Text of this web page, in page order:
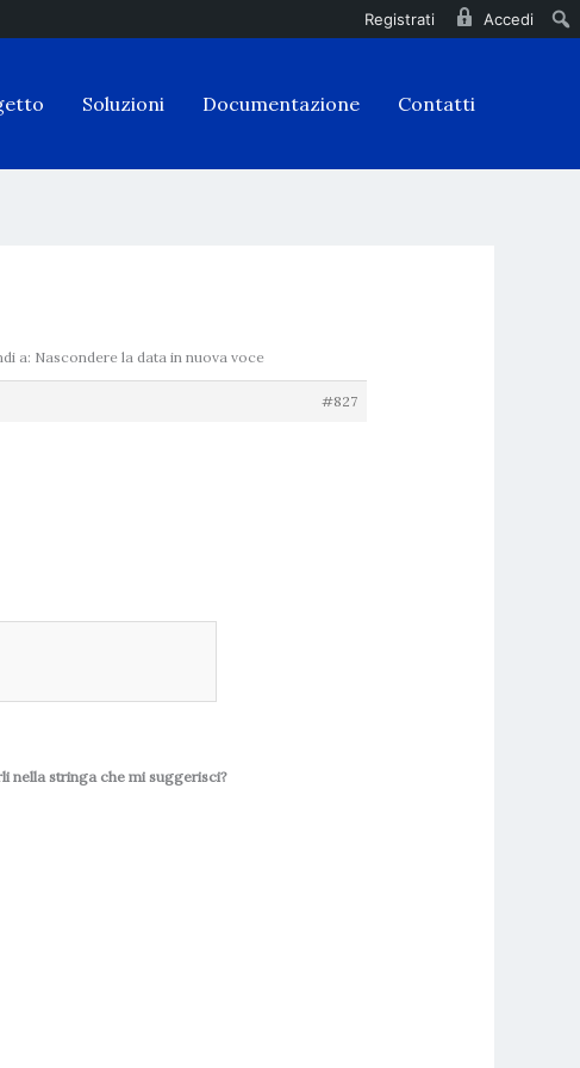
Registrati Accedi
Soluzioni Documentazione Contatti
a: Nascondere la data in nuova voce
#827
nella stringa che mi suggerisci?